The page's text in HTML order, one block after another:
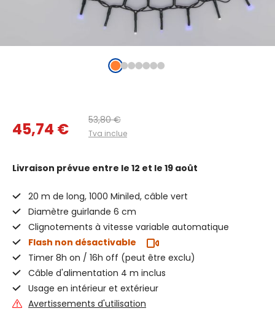
45,74 € 53,80 €
Tva inclue
Livraison prévue entre le 12 et le 19 août
20 m de long, 1000 Miniled, câble vert
Diamètre guirlande 6 cm
Clignotements à vitesse variable automatique
Flash non désactivable
Timer 8h on / 16h off (peut être exclu)
Câble d'alimentation 4 m inclus
Usage en intérieur et extérieur
Avertissements d'utilisation